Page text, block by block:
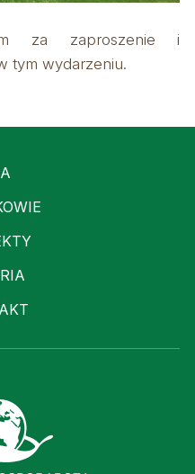
za zaproszenie i
tym wydarzeniu.